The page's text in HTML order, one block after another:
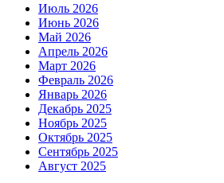
Июль 2026
Июнь 2026
Май 2026
Апрель 2026
Март 2026
Февраль 2026
Январь 2026
Декабрь 2025
Ноябрь 2025
Октябрь 2025
Сентябрь 2025
Август 2025